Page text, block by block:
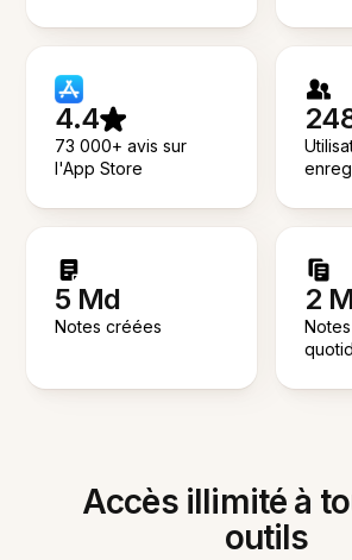
4.4
73 000+ avis sur
l'App Store
5 Md
Notes créées
2 M
Accès illimité à
outils